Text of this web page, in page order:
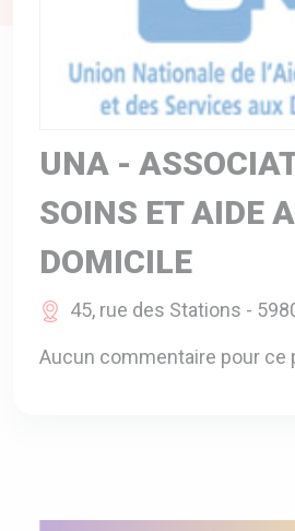
ANIMAUX
CATALOGUES
UNA -
SOINS ET AIDE A
DOMICILE
45, rue des Stations -
Aucun commentaire pour ce